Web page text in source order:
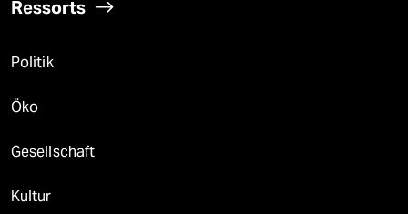
Ressorts
Politik
Öko
Gesellschaft
Kultur